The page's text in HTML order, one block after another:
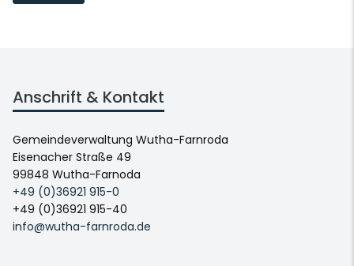
Anschrift & Kontakt
Gemeindeverwaltung Wutha-Farnroda
Eisenacher Straße 49
99848 Wutha-Farnoda
+49 (0)36921 915-0
+49 (0)36921 915-40
info@wutha-farnroda.de